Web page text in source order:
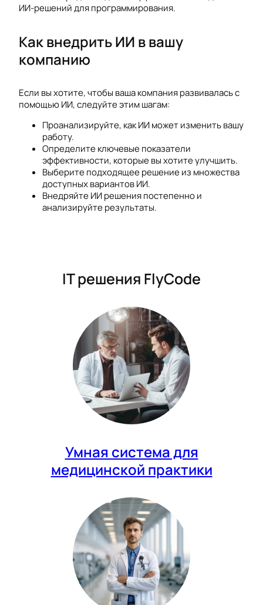
ИИ-решений для программирования.
Как внедрить ИИ в вашу
компанию
Если вы хотите, чтобы ваша компания развивалась с
помощью ИИ, следуйте этим шагам:
Проанализируйте, как ИИ может изменить вашу
работу.
Определите ключевые показатели
эффективности, которые вы хотите улучшить.
Выберите подходящее решение из множества
доступных вариантов ИИ.
Внедряйте ИИ решения постепенно и
анализируйте результаты.
IT решения FlyCode
Умная система для
медицинской практики